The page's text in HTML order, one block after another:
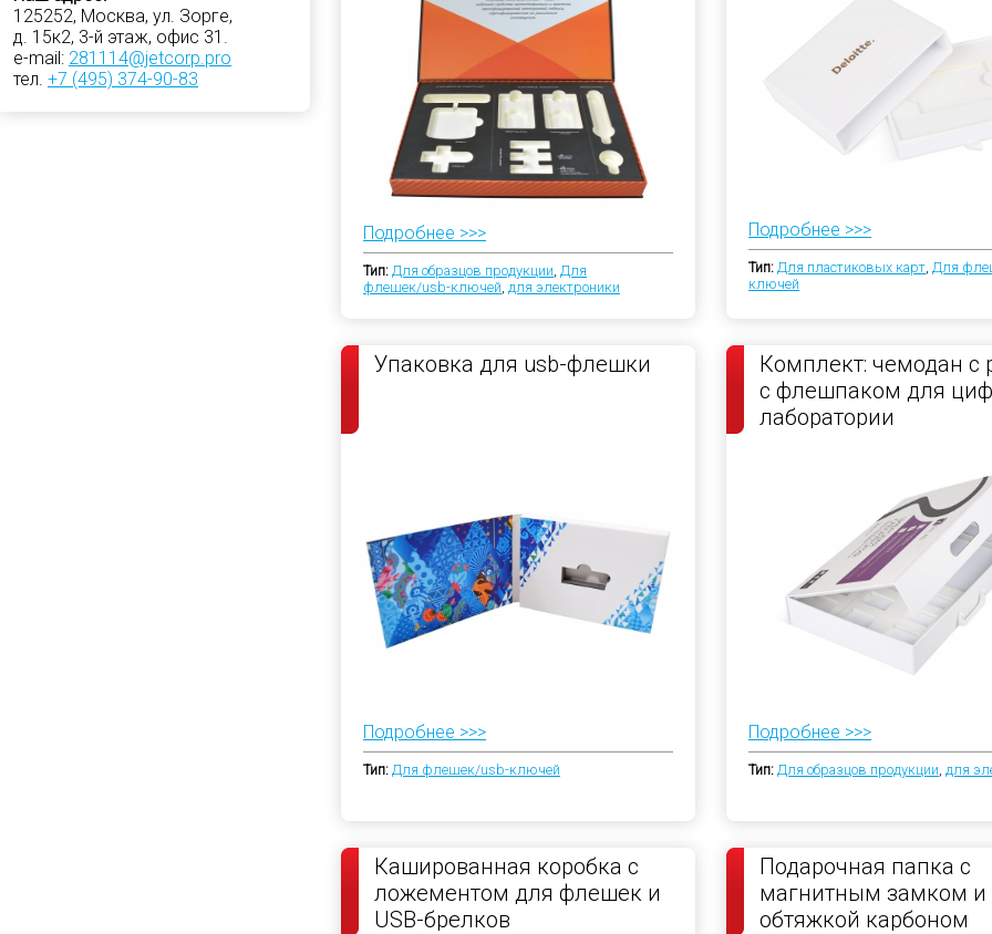
125252, Москва, ул. Зорге,
д. 15к2, 3-й этаж, офис 31.
e-mail: 281114@jetcorp.pro
тел. +7 (495) 374-90-83
Подробнее >>>
Тип: Для образцов продукции Для
флешек/usb-ключей для электроники
Подробнее >>>
Тип: Для пластиковых карт Для
ключей
Упаковка для usb-флешки
Подробнее >>>
Тип: Для флешек/usb-ключей
Комплект: чемодан с
с флешпаком для
лаборатории
Подробнее >>>
Тип: Для образцов продукции для
Кашированная коробка с
ложементом для флешек и
USB-брелков
Подарочная папка с
магнитным замком и
обтяжкой карбоном